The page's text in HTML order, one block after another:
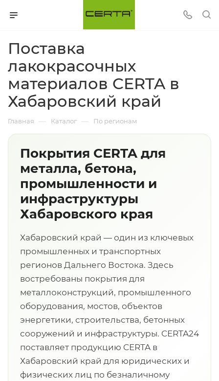
Поставка
лакокрасочных
материалов CERTA в
Хабаровский край
Главная — Каталог — По регионам
Покрытия CERTA для
металла, бетона,
промышленности и
инфраструктуры
Хабаровского края
Хабаровский край — один из ключевых
промышленных и транспортных
регионов Дальнего Востока. Здесь
востребованы покрытия для
металлоконструкций, промышленного
оборудования, мостов, объектов
энергетики, строительства, бетонных
сооружений и инфраструктуры. CERTA24
поставляет продукцию CERTA в
Хабаровский край для юридических и
физических лиц по безналичному